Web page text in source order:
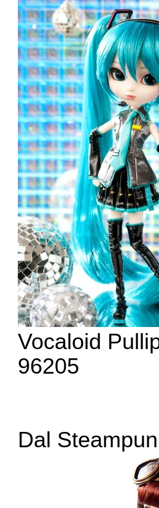
Vocaloid
96205
Dal